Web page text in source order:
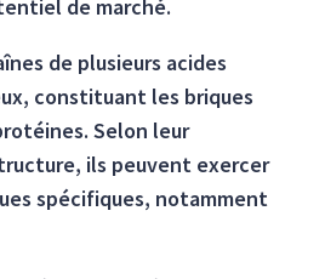
de marché.
de plusieurs acides
constituant les briques
Selon leur
ils peuvent exercer
spécifiques, notamment